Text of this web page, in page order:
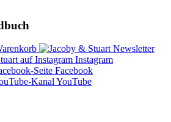
Instagram
Facebook
YouTube